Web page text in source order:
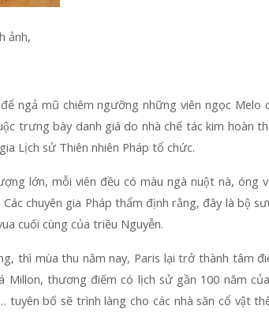
ảnh,
ngả mũ chiêm ngưỡng những viên ngọc Melo
trưng bày danh giá do nhà chế tác kim hoàn
Lịch sử Thiên nhiên Pháp tổ chức.
lớn, mỗi viên đều có màu ngà nuột nà, óng
chuyên gia Pháp thẩm định rằng, đây là bộ
cuối cùng của triều Nguyễn.
thì mùa thu năm nay, Paris lại trở thành tâm
Millon, thương điếm có lịch sử gần 100 năm
bố sẽ trình làng cho các nhà săn cổ vật